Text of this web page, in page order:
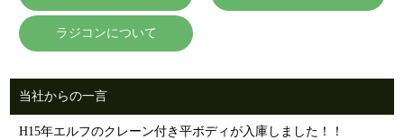
ラジコンについて
当社からの一言
H15年エルフのクレーン付き平ボディが入庫しました！！